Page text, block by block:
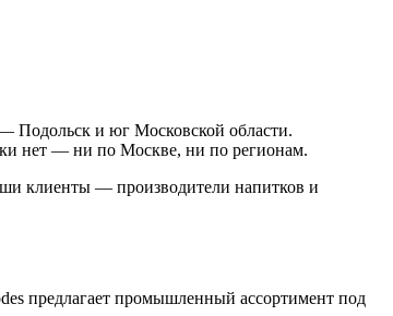
Подольск и юг Московской области.
нет — ни по Москве, ни по регионам.
клиенты — производители напитков и
предлагает промышленный ассортимент под